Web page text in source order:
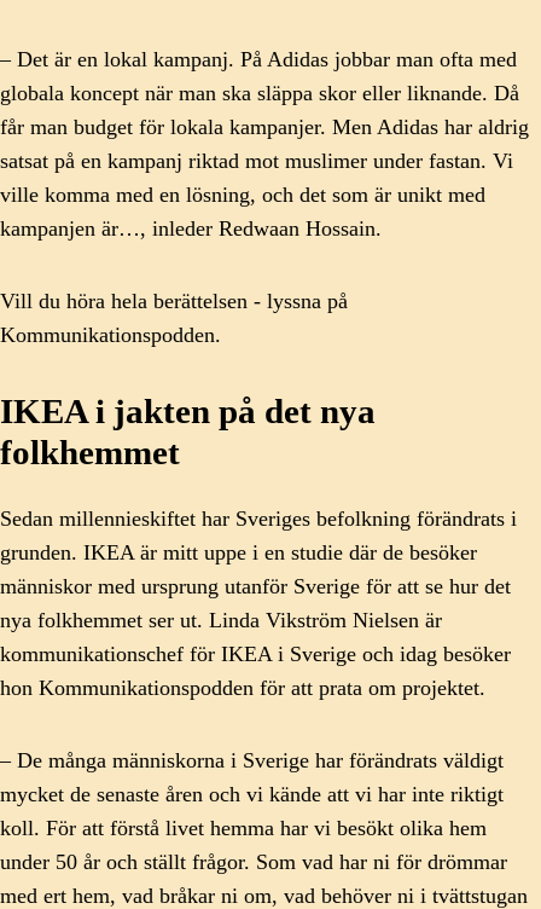
– Det är en lokal kampanj. På Adidas jobbar man ofta med
globala koncept när man ska släppa skor eller liknande. Då
får man budget för lokala kampanjer. Men Adidas har aldrig
satsat på en kampanj riktad mot muslimer under fastan. Vi
ville komma med en lösning, och det som är unikt med
kampanjen är…, inleder Redwaan Hossain.
Vill du höra hela berättelsen - lyssna på
Kommunikationspodden.
IKEA i jakten på det nya
folkhemmet
Sedan millennieskiftet har Sveriges befolkning förändrats i
grunden. IKEA är mitt uppe i en studie där de besöker
människor med ursprung utanför Sverige för att se hur det
nya folkhemmet ser ut. Linda Vikström Nielsen är
kommunikationschef för IKEA i Sverige och idag besöker
hon Kommunikationspodden för att prata om projektet.
– De många människorna i Sverige har förändrats väldigt
mycket de senaste åren och vi kände att vi har inte riktigt
koll. För att förstå livet hemma har vi besökt olika hem
under 50 år och ställt frågor. Som vad har ni för drömmar
med ert hem, vad bråkar ni om, vad behöver ni i tvättstugan